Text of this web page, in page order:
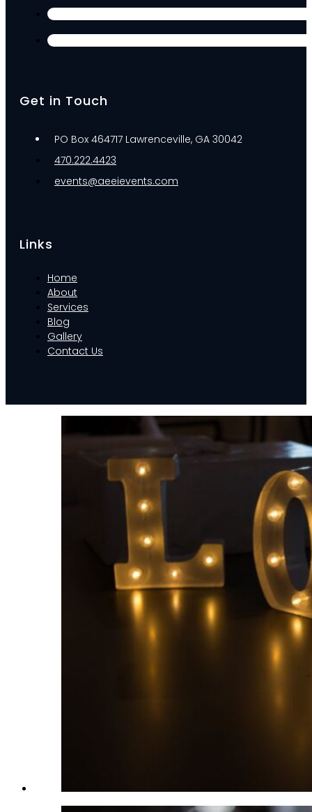
Get in Touch
PO Box 464717 Lawrenceville, GA 30042
470.222.4423
events@aeeievents.com
Links
Home
About
Services
Blog
Gallery
Contact Us